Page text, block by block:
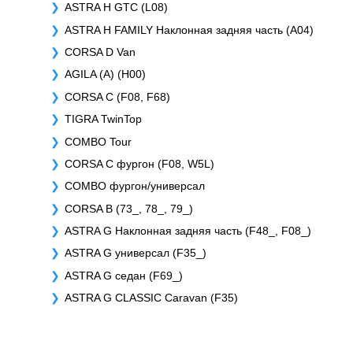
ASTRA H GTC (L08)
ASTRA H FAMILY Наклонная задняя часть (A04)
CORSA D Van
AGILA (A) (H00)
CORSA C (F08, F68)
TIGRA TwinTop
COMBO Tour
CORSA C фургон (F08, W5L)
COMBO фургон/универсал
CORSA B (73_, 78_, 79_)
ASTRA G Наклонная задняя часть (F48_, F08_)
ASTRA G универсал (F35_)
ASTRA G седан (F69_)
ASTRA G CLASSIC Caravan (F35)